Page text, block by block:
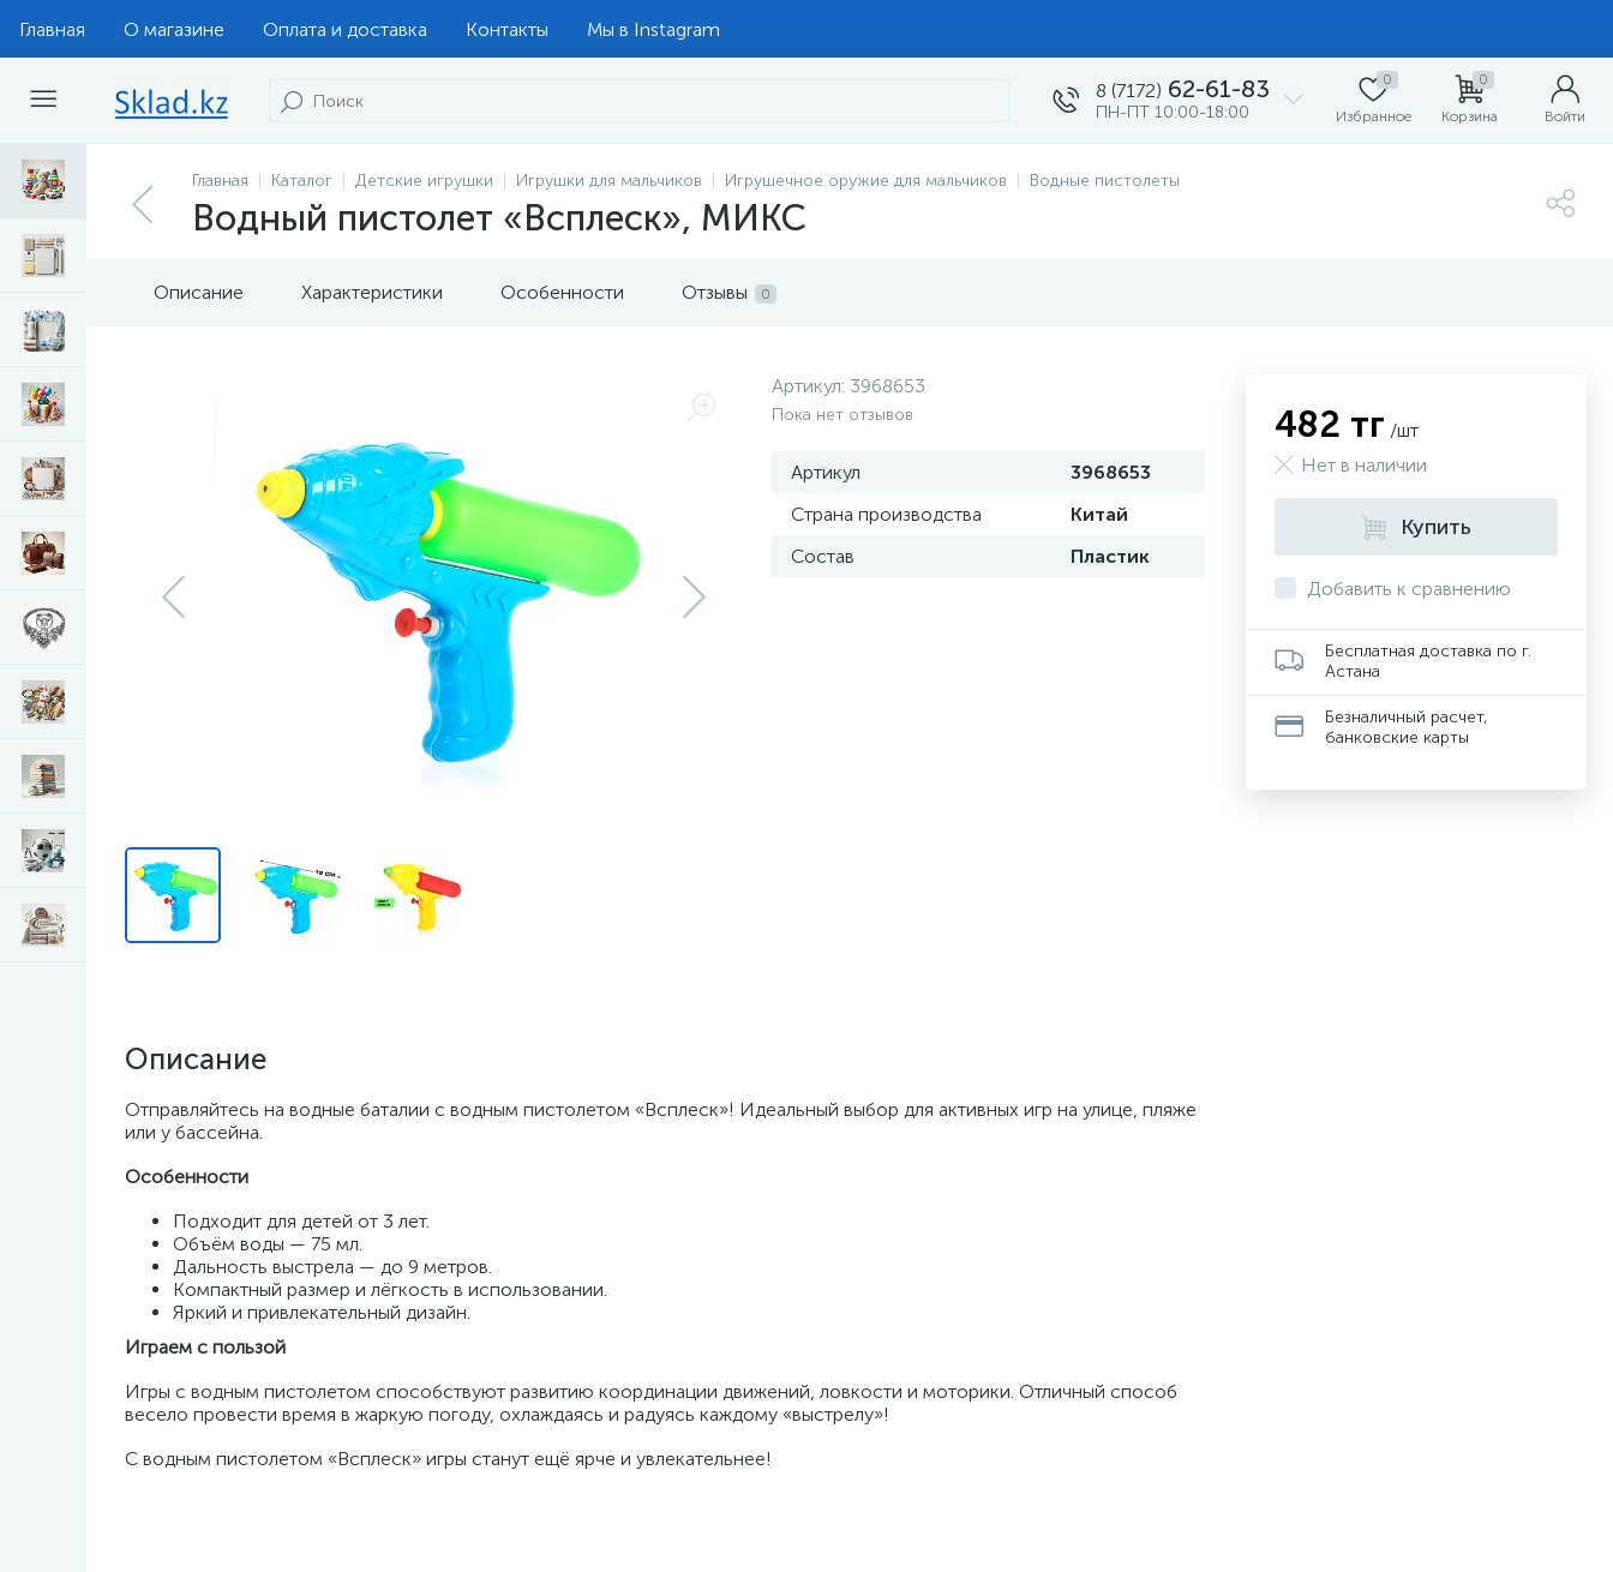
Главная О магазине Оплата и доставка Контакты Мы в Instagram
8 (7172) 62-61-83
ПН-ПТ 10:00-18:00
0
Избранное
0
Корзина Войти
Главная Каталог Детские игрушки Игрушки для мальчиков Игрушечное оружие для мальчиков Водные пистолеты
Водный пистолет «Всплеск», МИКС
Описание Характеристики Особенности Отзывы 0
Артикул: 3968653
Пока нет отзывов
Артикул
3968653
Страна производства
Китай
Состав
Пластик
Описание
Отправляйтесь на водные баталии с водным пистолетом «Всплеск»! Идеальный выбор для активных игр на улице, пляже
или у бассейна.
Особенности
Подходит для детей от 3 лет.
Объём воды — 75 мл.
Дальность выстрела — до 9 метров.
Компактный размер и лёгкость в использовании.
Яркий и привлекательный дизайн.
Играем с пользой
Игры с водным пистолетом способствуют развитию координации движений, ловкости и моторики. Отличный способ
весело провести время в жаркую погоду, охлаждаясь и радуясь каждому «выстрелу»!
С водным пистолетом «Всплеск» игры станут ещё ярче и увлекательнее!
482 тг /шт
Нет в наличии
Купить
Добавить к сравнению
Бесплатная доставка по г.
Астана
Безналичный расчет,
банковские карты